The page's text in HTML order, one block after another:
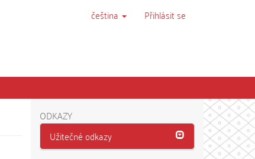
čeština Přihlásit se
ODKAZY
Užitečné odkazy